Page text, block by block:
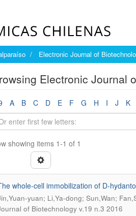
Electronic Journal of
Electronic Journal
A B C D E F G H I J K
showing items 1-1 of 1
whole-cell immobilization of D-
yuan; Li,Ya-dong; Sun,Wan;
of Biotechnology v.19 n.3 2016